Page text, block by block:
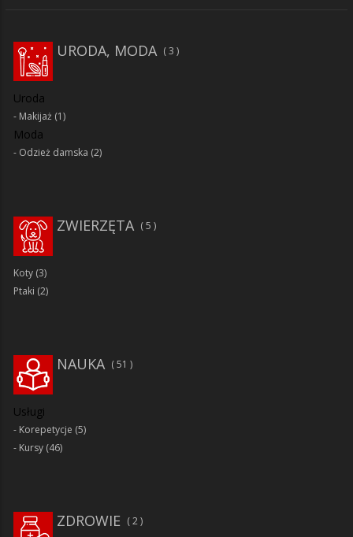
URODA, MODA 3
Uroda
Makijaż (1)
Moda
Odzież damska (2)
ZWIERZĘTA 5
Koty (3)
Ptaki (2)
51
NAUKA
Usługi
Korepetycje (5)
Kursy (46)
ZDROWIE 2